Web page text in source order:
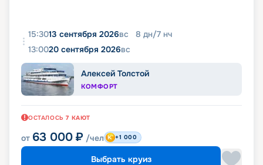
15:3013 сентября 2026вс 8 дн/7 нч
13:0020 сентября 2026вс
Алексей Толстой
КОМФОРТ
ОСТАЛОСЬ 7 КАЮТ
от 63 000 ₽ /чел +1 000
Выбрать круиз